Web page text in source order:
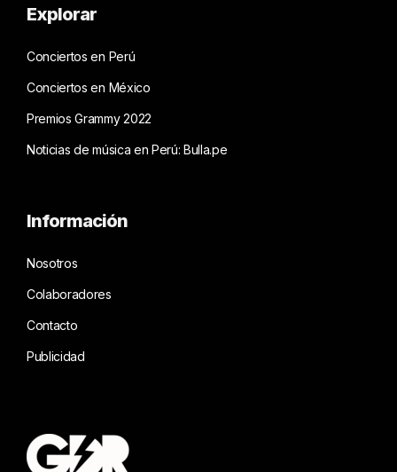
Explorar
Conciertos en Perú
Conciertos en México
Premios Grammy 2022
Noticias de música en Perú: Bulla.pe
Información
Nosotros
Colaboradores
Contacto
Publicidad